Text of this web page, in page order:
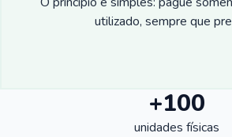
utilizado, sempre que
+100
unidades físicas